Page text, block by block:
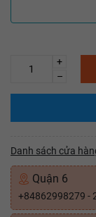
+
–
Danh sách cửa
Quận 6
+84862998279 -